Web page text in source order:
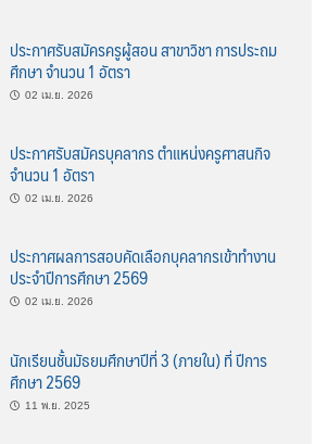
ประกาศรับสมัครครูผู้สอน สาขาวิชา การประถม
ศึกษา จำนวน 1 อัตรา
02 เม.ย. 2026
ประกาศรับสมัครบุคลากร ตำแหน่งครูศาสนกิจ
จำนวน 1 อัตรา
02 เม.ย. 2026
ประกาศผลการสอบคัดเลือกบุคลากรเข้าทำงาน
ประจำปีการศึกษา 2569
02 เม.ย. 2026
นักเรียนชั้นมัธยมศึกษาปีที่ 3 (ภายใน) ที่ ปีการ
ศึกษา 2569
11 พ.ย. 2025